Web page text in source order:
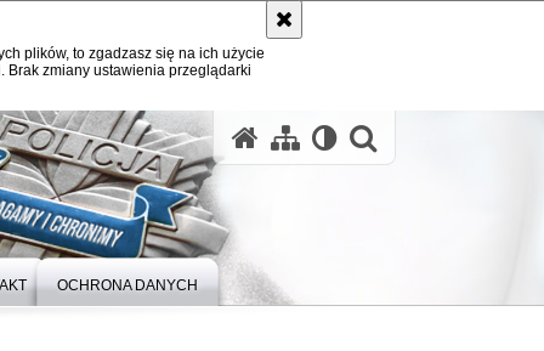
plików, to zgadzasz się na ich użycie
zmiany ustawienia przeglądarki
OCHRONA DANYCH